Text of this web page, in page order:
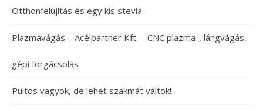
Otthonfelújítás és egy kis stevia
Plazmavágás – Acélpartner Kft. – CNC plazma-, lángvágás,
gépi forgácsolás
Pultos vagyok, de lehet szakmát váltok!